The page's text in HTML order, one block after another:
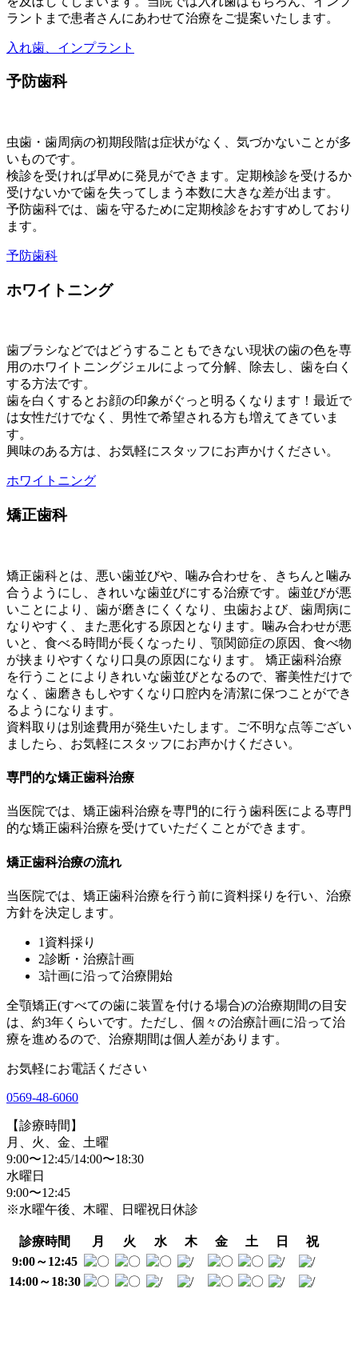
ラントまで患者さんにあわせて治療をご提案いたします。
入れ歯、インプラント
予防歯科
虫歯・歯周病の初期段階は症状がなく、気づかないことが多
いものです。
検診を受ければ早めに発見ができます。定期検診を受けるか
受けないかで歯を失ってしまう本数に大きな差が出ます。
予防歯科では、歯を守るために定期検診をおすすめしており
ます。
予防歯科
ホワイトニング
歯ブラシなどではどうすることもできない現状の歯の色を専
用のホワイトニングジェルによって分解、除去し、歯を白く
する方法です。
歯を白くするとお顔の印象がぐっと明るくなります！最近で
は女性だけでなく、男性で希望される方も増えてきていま
す。
興味のある方は、お気軽にスタッフにお声かけください。
ホワイトニング
矯正歯科
矯正歯科とは、悪い歯並びや、噛み合わせを、きちんと噛み
合うようにし、きれいな歯並びにする治療です。歯並びが悪
いことにより、歯が磨きにくくなり、虫歯および、歯周病に
なりやすく、また悪化する原因となります。噛み合わせが悪
いと、食べる時間が長くなったり、顎関節症の原因、食べ物
が挟まりやすくなり口臭の原因になります。 矯正歯科治療
を行うことによりきれいな歯並びとなるので、審美性だけで
なく、歯磨きもしやすくなり口腔内を清潔に保つことができ
るようになります。
資料取りは別途費用が発生いたします。ご不明な点等ござい
ましたら、お気軽にスタッフにお声かけください。
専門的な矯正歯科治療
当医院では、矯正歯科治療を専門的に行う歯科医による専門
的な矯正歯科治療を受けていただくことができます。
矯正歯科治療の流れ
当医院では、矯正歯科治療を行う前に資料採りを行い、治療
方針を決定します。
1 資料採り
2診断・治療計画
3計画に沿って治療開始
全顎矯正(すべての歯に装置を付ける場合)の治療期間の目安
は、約3年くらいです。ただし、個々の治療計画に沿って治
療を進めるので、治療期間は個人差があります。
お気軽にお電話ください
0569-48-6060
【診療時間】
月、火、金、土曜
9:00〜12:45/14:00〜18:30
水曜日
9:00〜12:45
※水曜午後、木曜、日曜祝日休診
診療時間 月 火 水 木 金 土 日
祝
9:00～12:45
14:00～18:30